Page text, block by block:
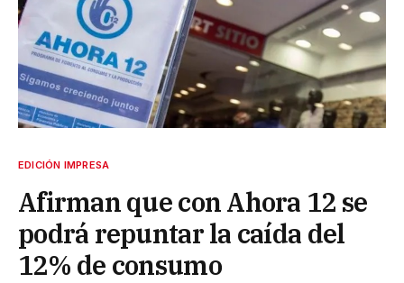
EDICIÓN IMPRESA
Afirman que con Ahora 12 se
podrá repuntar la caída del
12% de consumo